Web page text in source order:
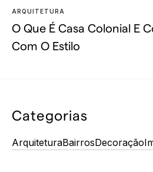
ARQUITETURA
O Que É Casa Colonial E
Com O Estilo
Categorias
ArquiteturaBairrosDecoração